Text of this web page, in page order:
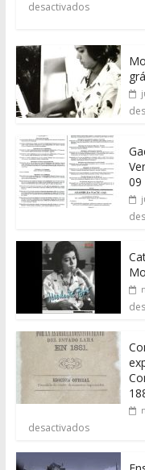
desactivados
09
desactivados